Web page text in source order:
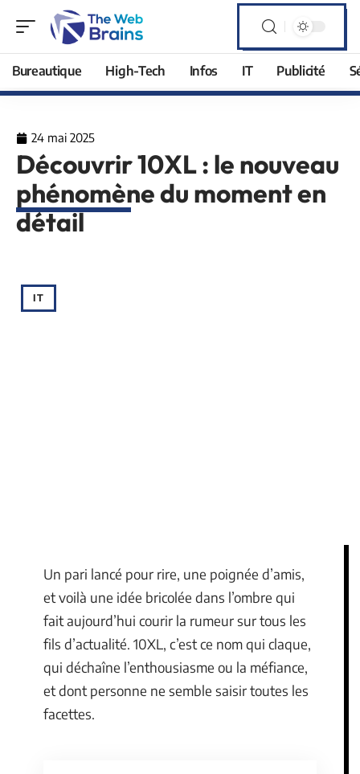
Bureautique High-Tech Infos IT Publicité
24 mai 2025
Découvrir 10XL : le nouveau
phénomène du moment en
détail
IT
Un pari lancé pour rire, une poignée d’amis,
et voilà une idée bricolée dans l’ombre qui
fait aujourd’hui courir la rumeur sur tous les
fils d’actualité. 10XL, c’est ce nom qui claque,
qui déchaîne l’enthousiasme ou la méfiance,
et dont personne ne semble saisir toutes les
facettes.